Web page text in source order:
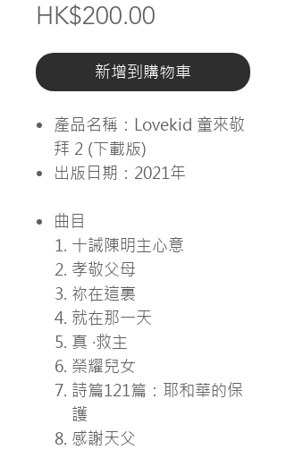
HK$200.00
格
新增到購物車
產品名稱：Lovekid 童來敬
拜 2 (下載版)
出版日期：2021年
曲目
十誡陳明主心意
孝敬父母
祢在這裏
就在那一天
真 ·救主
榮耀兒女
詩篇121篇：耶和華的保
護
感謝天父